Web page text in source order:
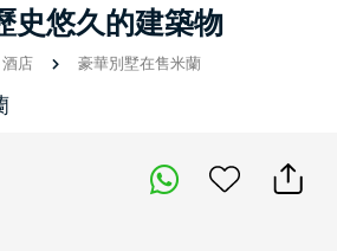
史悠久的建築物
酒店 豪華別墅在售米蘭